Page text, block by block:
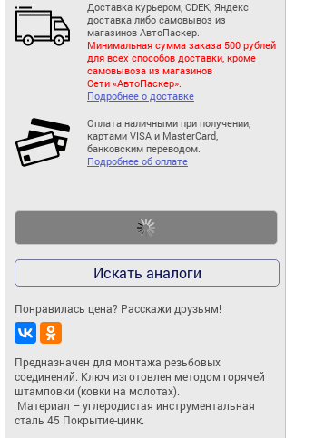
Доставка курьером, CDEK, Яндекс
доставка либо самовывоз из
магазинов АвтоПаскер.
Минимальная сумма заказа 500 рублей
для всех способов доставки, кроме
самовывоза из магазинов
Сети «АвтоПаскер».
Подробнее о доставке
Оплата наличными при получении,
картами VISA и MasterCard,
банковским переводом.
Подробнее об оплате
Искать аналоги
Понравилась цена? Расскажи друзьям!
Предназначен для монтажа резьбовых
соединений. Ключ изготовлен методом горячей
штамповки (ковки на молотах).
сталь 45 Покрытие-цинк.